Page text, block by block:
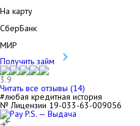
На карту
СберБанк
МИР
Получить займ
3.9
Читать все отзывы (14)
#любая кредитная история
№ Лицензии 19-033-63-009056